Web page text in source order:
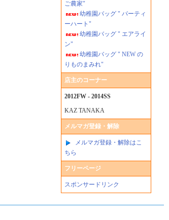
ご農家"
幼稚園バッグ " パーティ
ーハート"
幼稚園バッグ " エアライ
ン"
幼稚園バッグ " NEW の
りものまみれ"
店主のコーナー
2012FW - 2014SS
KAZ TANAKA
メルマガ登録・解除
メルマガ登録・解除はこ
ちら
フリーページ
スポンサードリンク